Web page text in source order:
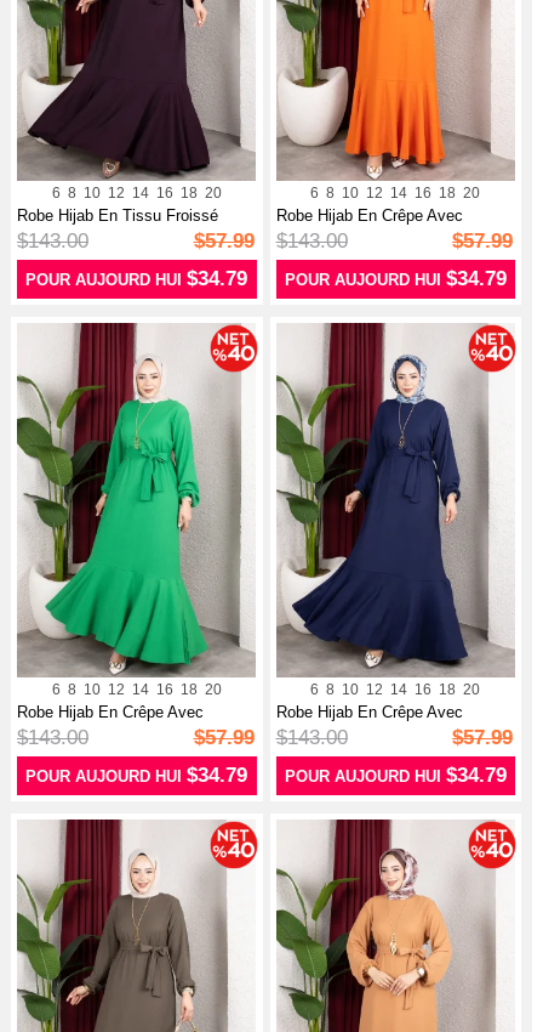
6 8 10 12 14 16 18 20
Robe Hijab En Tissu Froissé
Avec Ma...
$143.00 $57.99
POUR AUJOURD HUI$34.79
6 8 10 12 14 16 18 20
Robe Hijab En Crêpe Avec
Manches él...
$143.00 $57.99
POUR AUJOURD HUI $34.79
6 8 10 12 14 16 18 20
Robe Hijab En Crêpe Avec
Manches Et...
$143.00 $57.99
POUR AUJOURD HUI$34.79
6 8 10 12 14 16 18 20
Robe Hijab En Crêpe Avec
Manches Et...
$143.00 $57.99
POUR AUJOURD HUI $34.79